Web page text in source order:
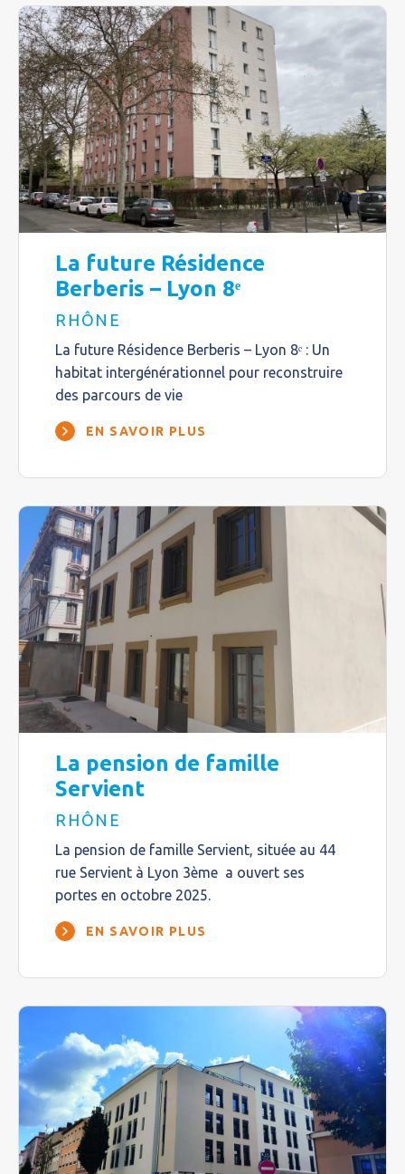
La future Résidence
Berberis – Lyon 8ᵉ
RHÔNE
La future Résidence Berberis – Lyon 8ᵉ : Un
habitat intergénérationnel pour reconstruire
des parcours de vie
EN SAVOIR PLUS
La pension de famille
Servient
RHÔNE
La pension de famille Servient, située au 44
rue Servient à Lyon 3ème a ouvert ses
portes en octobre 2025.
EN SAVOIR PLUS